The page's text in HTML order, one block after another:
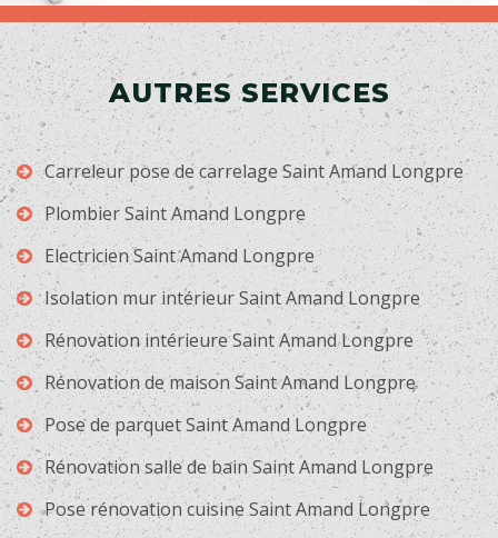
AUTRES SERVICES
Carreleur pose de carrelage Saint Amand Longpre
Plombier Saint Amand Longpre
Electricien Saint Amand Longpre
Isolation mur intérieur Saint Amand Longpre
Rénovation intérieure Saint Amand Longpre
Rénovation de maison Saint Amand Longpre
Pose de parquet Saint Amand Longpre
Rénovation salle de bain Saint Amand Longpre
Pose rénovation cuisine Saint Amand Longpre